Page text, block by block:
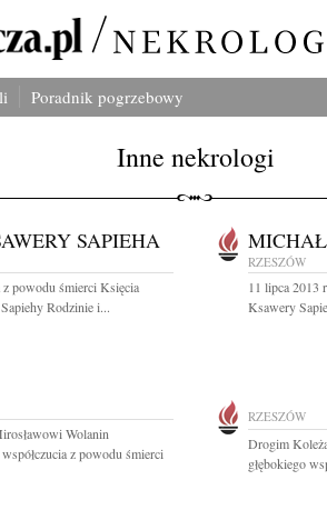
Poradnik pogrzebowy
Inne nekrologi
SAPIEHA
z powodu śmierci Księcia
Rodzinie i...
RZESZÓW
11 lipca 2013
Ksawery
Wolanin
z powodu śmierci
RZESZÓW
Drogim
głębokiego